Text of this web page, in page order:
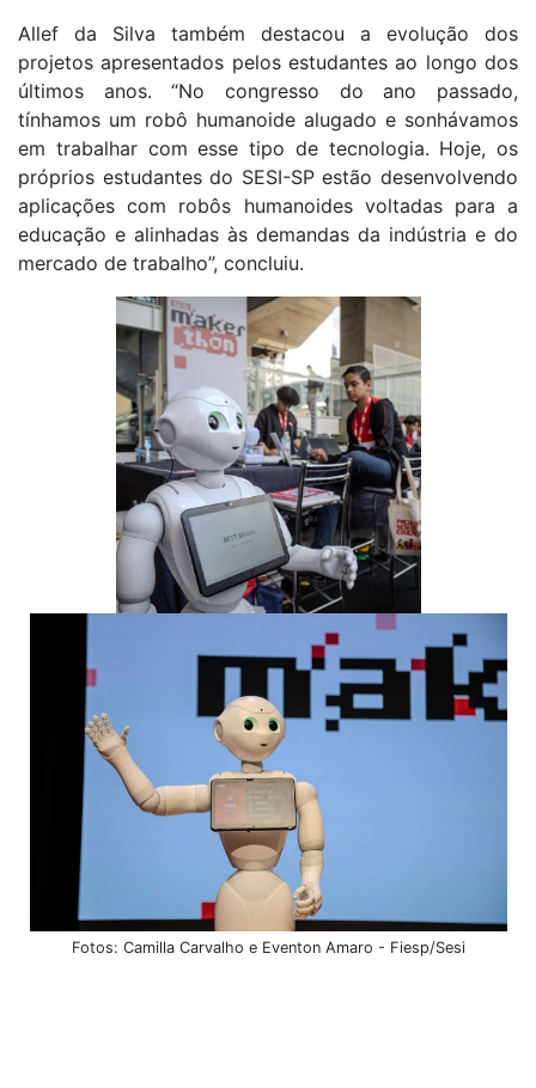
Allef da Silva também destacou a evolução dos
projetos apresentados pelos estudantes ao longo dos
últimos anos. “No congresso do ano passado,
tínhamos um robô humanoide alugado e sonhávamos
em trabalhar com esse tipo de tecnologia. Hoje, os
próprios estudantes do SESI-SP estão desenvolvendo
aplicações com robôs humanoides voltadas para a
educação e alinhadas às demandas da indústria e do
mercado de trabalho”, concluiu.
Fotos: Camilla Carvalho e Eventon Amaro - Fiesp/Sesi